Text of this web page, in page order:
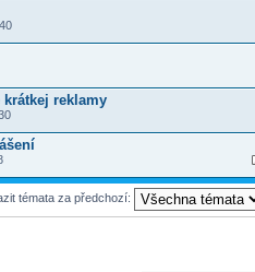
reklamy
témata za předchozí: